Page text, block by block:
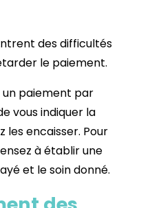
des difficultés
le paiement.
paiement par
vous indiquer la
les encaisser. Pour
à établir une
et le soin donné.